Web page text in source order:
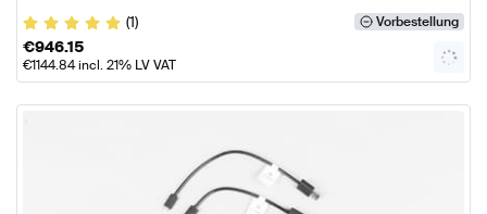
(1)
Vorbestellung
€946.15
€1144.84incl. 21% LV VAT